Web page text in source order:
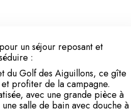
un séjour reposant et
:
du Golf des Aiguillons, ce gîte
profiter de la campagne.
avec une grande pièce à
salle de bain avec douche à